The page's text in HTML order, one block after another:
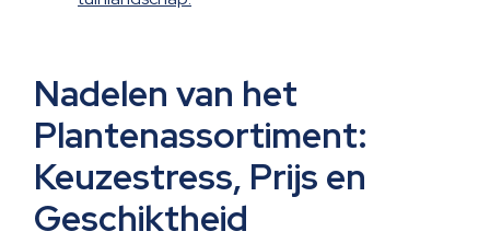
Nadelen van het
Plantenassortiment:
Keuzestress, Prijs en
Geschiktheid